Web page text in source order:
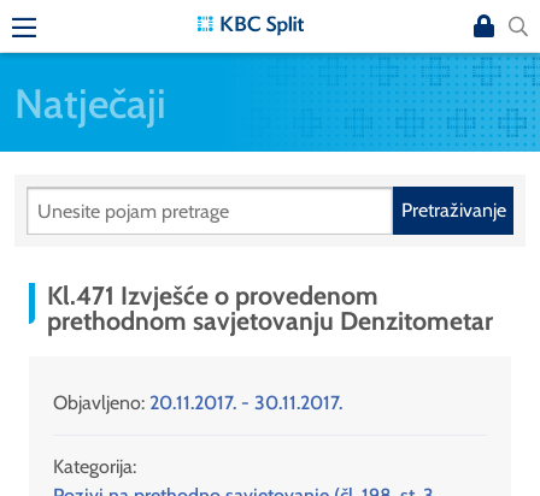
Natječaji
Pretraživanje
Kl.471 Izvješće o provedenom
prethodnom savjetovanju Denzitometar
Objavljeno: 20.11.2017. - 30.11.2017.
Kategorija: